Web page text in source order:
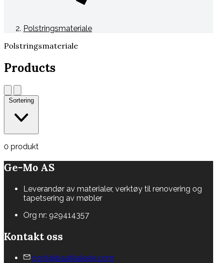
Polstringsmateriale
Polstringsmateriale
Products
Sortering
0 produkt
Ge-Mo AS
Leverandør av materialer, verktøy til renovering og
tapetsering av møbler
Org nr: 929414357
Kontakt oss
post@baatkalesje.com